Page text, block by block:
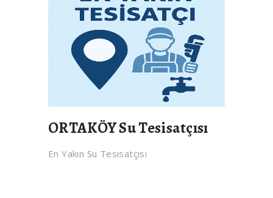
ORTAKÖY Su Tesisatçısı
En Yakın Su Tesisatçısı